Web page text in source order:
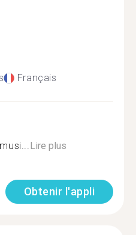
Français
Lire plus
Obtenir l'appli